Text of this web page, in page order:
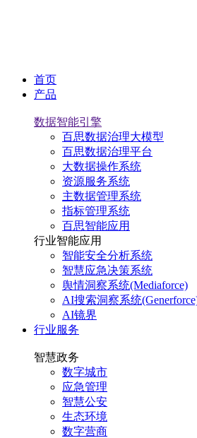
首页
产品
数据智能引擎
百思数据治理大模型
百思数据治理平台
大数据操作系统
资源服务系统
主数据管理系统
指标管理系统
百思智能应用
行业智能应用
智能安全分析系统
智慧应急决策系统
舆情洞察系统(Mediaforce)
AI搜索洞察系统
AI镜界
行业服务
智慧政务
数字城市
应急管理
智慧公安
生态环境
数字营商